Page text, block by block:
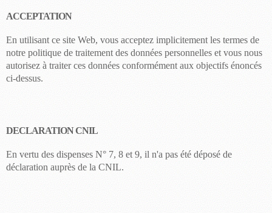
ACCEPTATION
En utilisant ce site Web, vous acceptez implicitement les termes de
notre politique de traitement des données personnelles et vous nous
autorisez à traiter ces données conformément aux objectifs énoncés
ci-dessus.
DECLARATION CNIL
En vertu des dispenses N° 7, 8 et 9, il n'a pas été déposé de
déclaration auprès de la CNIL.